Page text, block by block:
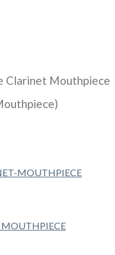
Clarinet Mouthpiece
MOUTHPIECE